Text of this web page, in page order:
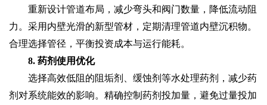
重新设计管道布局，减少弯头和阀门数量，降低流动阻
力。采用内壁光滑的新型管材，定期清理管道内壁沉积物。
合理选择管径，平衡投资成本与运行能耗。
8. 药剂使用优化
选择高效低阻的阻垢剂、缓蚀剂等水处理药剂，减少药
剂对系统能效的影响。精确控制药剂投加量，避免过量投加